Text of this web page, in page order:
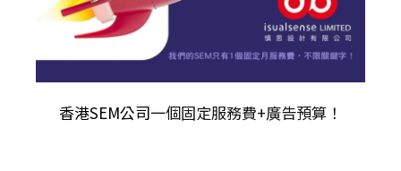
香港SEM公司一個固定服務費+廣告預算！